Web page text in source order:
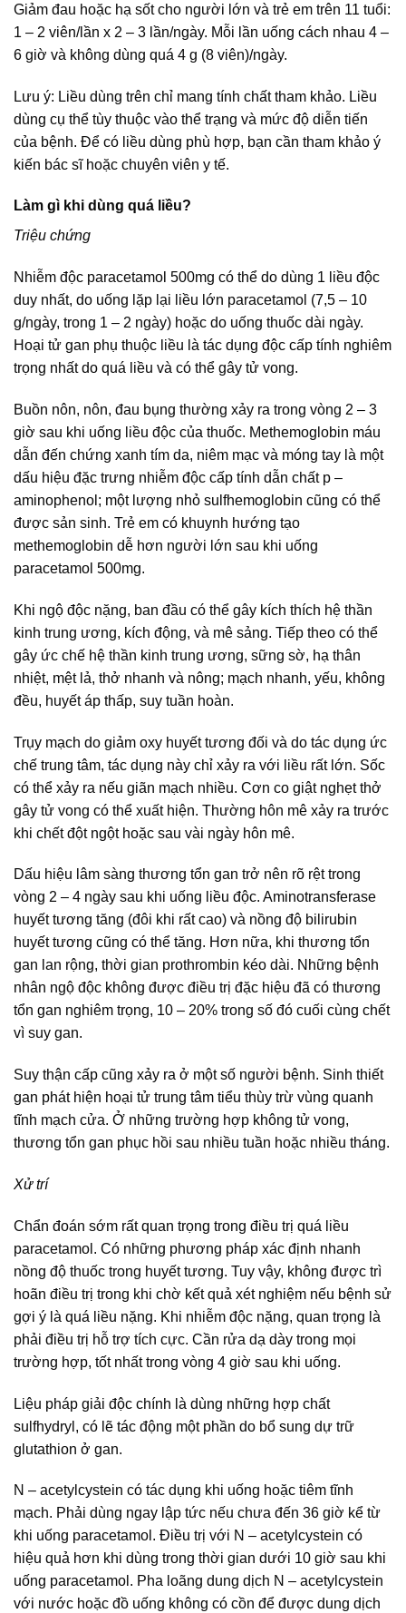
Giảm đau hoặc hạ sốt cho người lớn và trẻ em trên 11 tuổi:
1 – 2 viên/lần x 2 – 3 lần/ngày. Mỗi lần uống cách nhau 4 –
6 giờ và không dùng quá 4 g (8 viên)/ngày.
Lưu ý: Liều dùng trên chỉ mang tính chất tham khảo. Liều
dùng cụ thể tùy thuộc vào thể trạng và mức độ diễn tiến
của bệnh. Để có liều dùng phù hợp, bạn cần tham khảo ý
kiến bác sĩ hoặc chuyên viên y tế.
Làm gì khi dùng quá liều?
Triệu chứng
Nhiễm độc paracetamol 500mg có thể do dùng 1 liều độc
duy nhất, do uống lặp lại liều lớn paracetamol (7,5 – 10
g/ngày, trong 1 – 2 ngày) hoặc do uống thuốc dài ngày.
Hoại tử gan phụ thuộc liều là tác dụng độc cấp tính nghiêm
trọng nhất do quá liều và có thể gây tử vong.
Buồn nôn, nôn, đau bụng thường xảy ra trong vòng 2 – 3
giờ sau khi uống liều độc của thuốc. Methemoglobin máu
dẫn đến chứng xanh tím da, niêm mạc và móng tay là một
dấu hiệu đặc trưng nhiễm độc cấp tính dẫn chất p –
aminophenol; một lượng nhỏ sulfhemoglobin cũng có thể
được sản sinh. Trẻ em có khuynh hướng tạo
methemoglobin dễ hơn người lớn sau khi uống
paracetamol 500mg.
Khi ngộ độc nặng, ban đầu có thể gây kích thích hệ thần
kinh trung ương, kích động, và mê sảng. Tiếp theo có thể
gây ức chế hệ thần kinh trung ương, sững sờ, hạ thân
nhiệt, mệt lả, thở nhanh và nông; mạch nhanh, yếu, không
đều, huyết áp thấp, suy tuần hoàn.
Trụy mạch do giảm oxy huyết tương đối và do tác dụng ức
chế trung tâm, tác dụng này chỉ xảy ra với liều rất lớn. Sốc
có thể xảy ra nếu giãn mạch nhiều. Cơn co giật nghẹt thở
gây tử vong có thể xuất hiện. Thường hôn mê xảy ra trước
khi chết đột ngột hoặc sau vài ngày hôn mê.
Dấu hiệu lâm sàng thương tổn gan trở nên rõ rệt trong
vòng 2 – 4 ngày sau khi uống liều độc. Aminotransferase
huyết tương tăng (đôi khi rất cao) và nồng độ bilirubin
huyết tương cũng có thể tăng. Hơn nữa, khi thương tổn
gan lan rộng, thời gian prothrombin kéo dài. Những bệnh
nhân ngộ độc không được điều trị đặc hiệu đã có thương
tổn gan nghiêm trọng, 10 – 20% trong số đó cuối cùng chết
vì suy gan.
Suy thận cấp cũng xảy ra ở một số người bệnh. Sinh thiết
gan phát hiện hoại tử trung tâm tiểu thùy trừ vùng quanh
tĩnh mạch cửa. Ở những trường hợp không tử vong,
thương tổn gan phục hồi sau nhiều tuần hoặc nhiều tháng.
Xử trí
Chẩn đoán sớm rất quan trọng trong điều trị quá liều
paracetamol. Có những phương pháp xác định nhanh
nồng độ thuốc trong huyết tương. Tuy vậy, không được trì
hoãn điều trị trong khi chờ kết quả xét nghiệm nếu bệnh sử
gợi ý là quá liều nặng. Khi nhiễm độc nặng, quan trọng là
phải điều trị hỗ trợ tích cực. Cần rửa dạ dày trong mọi
trường hợp, tốt nhất trong vòng 4 giờ sau khi uống.
Liệu pháp giải độc chính là dùng những hợp chất
sulfhydryl, có lẽ tác động một phần do bổ sung dự trữ
glutathion ở gan.
N – acetylcystein có tác dụng khi uống hoặc tiêm tĩnh
mạch. Phải dùng ngay lập tức nếu chưa đến 36 giờ kể từ
khi uống paracetamol. Điều trị với N – acetylcystein có
hiệu quả hơn khi dùng trong thời gian dưới 10 giờ sau khi
uống paracetamol. Pha loãng dung dịch N – acetylcystein
với nước hoặc đồ uống không có cồn để được dung dịch